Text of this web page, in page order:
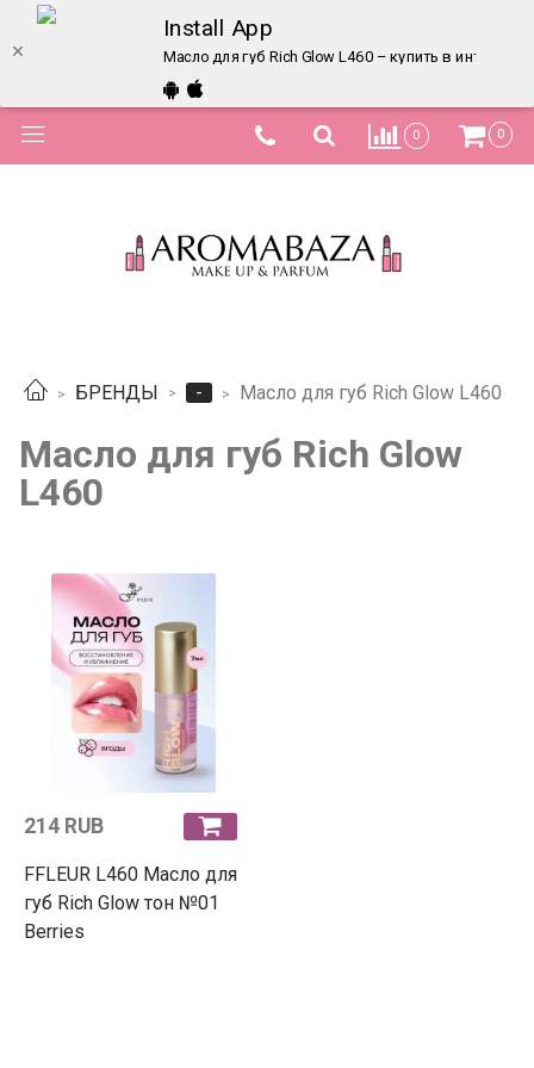
Install App
Масло для губ Rich Glow L460 – купить в
0 0
БРЕНДЫ - Масло для губ Rich Glow L460
Масло для губ Rich Glow
L460
214 RUB
FFLEUR L460 Масло для
губ Rich Glow тон №01
Berries